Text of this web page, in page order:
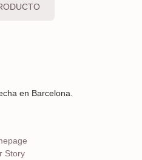
en Barcelona.
Story